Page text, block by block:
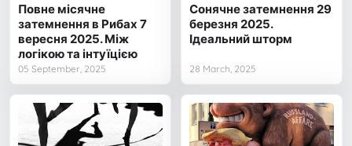
Повне місячне
затемнення в Рибах 7
вересня 2025. Між
логікою та інтуїцією
05 September, 2025
Сонячне затемнення 29
березня 2025.
Ідеальний шторм
28 March, 2025